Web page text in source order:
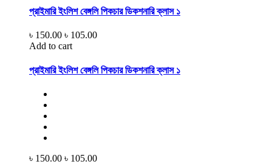
প্রাইমারি ইংলিশ বেঙ্গলি পিকচার ডিকশনারি ক্লাস ১
৳ 150.00 ৳ 105.00
Add to cart
প্রাইমারি ইংলিশ বেঙ্গলি পিকচার ডিকশনারি ক্লাস ১
৳ 150.00 ৳ 105.00